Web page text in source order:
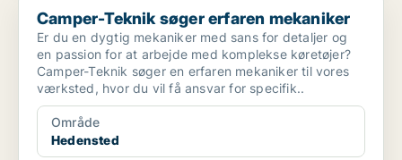
Camper-Teknik søger erfaren mekaniker
Er du en dygtig mekaniker med sans for detaljer og
en passion for at arbejde med komplekse køretøjer?
Camper-Teknik søger en erfaren mekaniker til vores
værksted, hvor du vil få ansvar for specifik..
Område
Hedensted